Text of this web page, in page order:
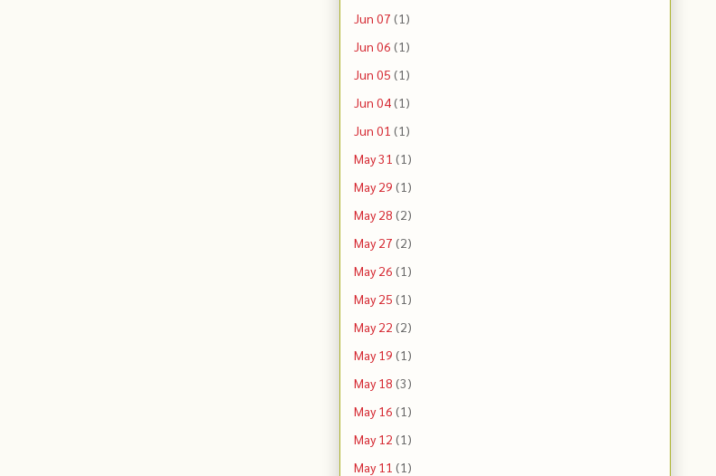
Jun 07 (1)
Jun 06 (1)
Jun 05 (1)
Jun 04(1)
Jun 01 (1)
May 31 (1)
May 29 (1)
May 28 (2)
May 27 (2)
May 26 (1)
May 25 (1)
May 22 (2)
May 19 (1)
May 18 (3)
May 16 (1)
May 12 (1)
May 11 (1)